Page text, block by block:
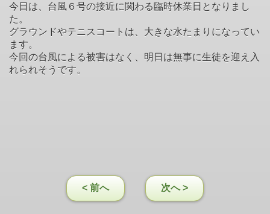
今日は、台風６号の接近に関わる臨時休業日となりまし
た。
グラウンドやテニスコートは、大きな水たまりになってい
ます。
今回の台風による被害はなく、明日は無事に生徒を迎え入
れられそうです。
< 前へ 次へ >